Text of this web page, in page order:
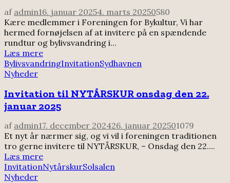
af admin16. januar 20254. marts 20250580
Kære medlemmer i Foreningen for Bykultur, Vi har
hermed fornøjelsen af at invitere på en spændende
rundtur og bylivsvandring i...
Læs mere
BylivsvandringInvitationSydhavnen
Nyheder
Invitation til NYTÅRSKUR onsdag den 22.
januar 2025
af admin17. december 202426. januar 202501079
Et nyt år nærmer sig, og vi vil i foreningen traditionen
tro gerne invitere til NYTÅRSKUR, – Onsdag den 22....
Læs mere
InvitationNytårskurSolsalen
Nyheder